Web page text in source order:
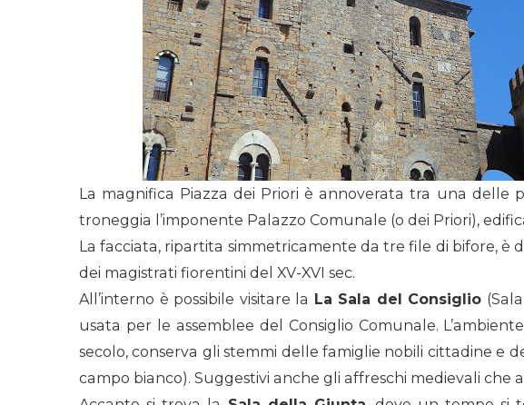
La magnifica Piazza dei Priori è annoverata tra una delle
troneggia l’imponente Palazzo Comunale (o dei Priori),
La facciata, ripartita simmetricamente da tre file di bifore, è
dei magistrati fiorentini del XV-XVI sec.
All’interno è possibile visitare la La Sala del Consiglio
usata per le assemblee del Consiglio Comunale.
secolo, conserva gli stemmi delle famiglie nobili cittadine e
campo bianco). Suggestivi anche gli affreschi medievali che